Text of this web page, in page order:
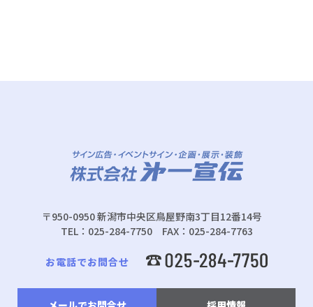
〒950-0950 新潟市中央区鳥屋野南3丁目12番14号
TEL：025-284-7750 FAX：025-284-7763
お電話でお問合せ